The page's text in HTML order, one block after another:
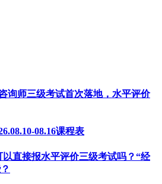
询师三级考试首次落地，水平评价
08.16课程表
直接报水平评价三级考试吗？“经